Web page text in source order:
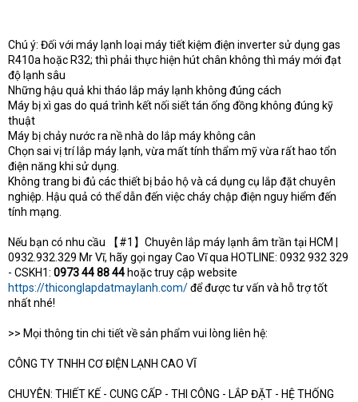
Chú ý: Đối với máy lạnh loại máy tiết kiệm điện inverter sử dụng gas
R410a hoặc R32; thì phải thực hiện hút chân không thì máy mới đạt
độ lạnh sâu
Những hậu quả khi tháo lắp máy lạnh không đúng cách
Máy bị xì gas do quá trình kết nối siết tán ống đồng không đúng kỹ
thuật
Máy bị chảy nước ra nề nhà do lắp máy không cân
Chọn sai vị trí lắp máy lạnh, vừa mất tính thẩm mỹ vừa rất hao tổn
điện năng khi sử dụng.
Không trang bi đủ các thiết bị bảo hộ và cá dụng cụ lắp đặt chuyên
nghiệp. Hậu quả có thể dẫn đến việc cháy chập điện nguy hiểm đến
tính mạng.
Nếu bạn có nhu cầu 【#1】Chuyên lắp máy lạnh âm trần tại HCM |
0932.932.329 Mr Vĩ, hãy gọi ngay Cao Vĩ qua HOTLINE: 0932 932 329
- CSKH1: 0973 44 88 44 hoặc truy cập website
https://thiconglapdatmaylanh.com/để được tư vấn và hỗ trợ tốt
nhất nhé!
>> Mọi thông tin chi tiết về sản phẩm vui lòng liên hệ:
CÔNG TY TNHH CƠ ĐIỆN LẠNH CAO VĨ
CHUYÊN: THIẾT KẾ - CUNG CẤP - THI CÔNG - LẮP ĐẶT - HỆ THỐNG